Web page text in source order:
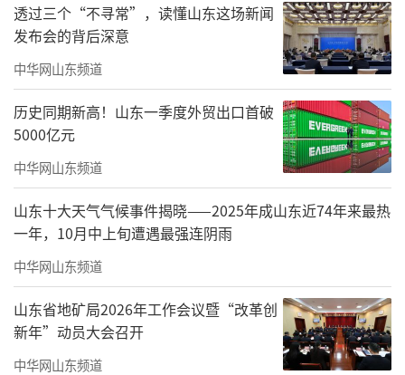
图片来源：恒丰银行2025年年报
恒丰银行年报披露，福信集团为该行第六
大股东，持股数量为9.42亿股，持股比例为0.8
5%。由此可见，福信集团持有的恒丰银行全部
股份已被法院冻结。
透过三个“不寻常”，读懂山东这场新闻
发布会的背后深意
中华网山东频道
历史同期新高！山东一季度外贸出口首破
5000亿元
中华网山东频道
山东十大天气气候事件揭晓——2025年成山东近74年来最热
一年，10月中上旬遭遇最强连阴雨
中华网山东频道
山东省地矿局2026年工作会议暨“改革创
新年”动员大会召开
中华网山东频道